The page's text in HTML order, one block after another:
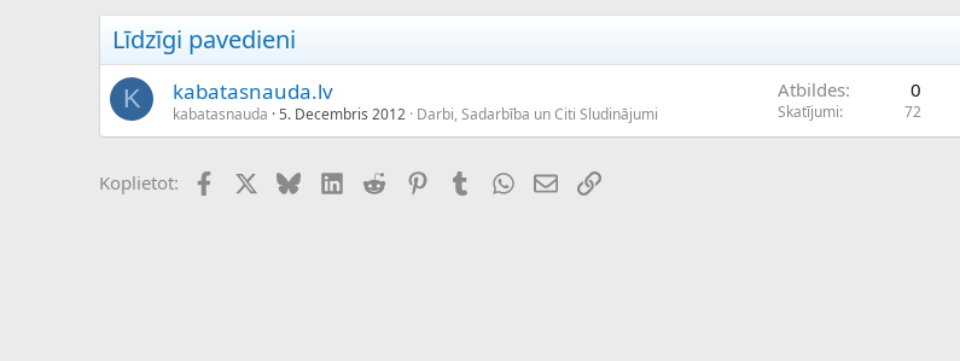
Līdzīgi pavedieni
K kabatasnauda.lv
kabatasnauda 5. Decembris 2012 Darbi, Sadarbība un Citi Sludinājumi
Atbildes 0
Skatījumi 72
Koplietot: FacebookX (Twitter)
BlueskyLinkedIn
Reddit PinterestTumblrWhatsApp
E-pastsSaiti